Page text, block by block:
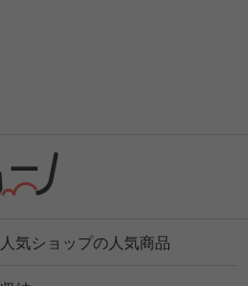
人気ショップの人気商品